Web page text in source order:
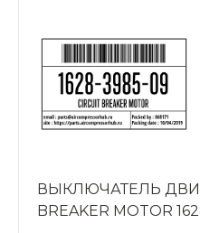
ВЫКЛЮЧАТЕЛЬ
BREAKER MOTOR